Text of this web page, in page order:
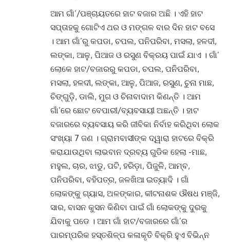
ଆମ ଗାଁ’/ପଞ୍ଚାୟତରେ ହାଟ ବଜାର ଅଛି । ଏହି ହାଟ
ସପ୍ତାହକୁ ଗୋଟିଏ ଥର ଓ ମଙ୍ଗଳ ବାର ଦିନ ହାଟ ବସେ
। ଆମ ଗାଁ’ରୁ କପଡା, ଚପଲ, ପନିପରିବା, ମସଲା, ହଳଦୀ,
ଲଙ୍କା, ଆଳୁ, ପିଆଜ ଓ ରସୁଣ ବିକ୍ରୟ ପାଇଁ ଯାଏ । ଗାଁ’
ଲୋକେ ହାଟ/ବଜାରରୁ କପଡା, ଚପଲ, ପନିପରିବା,
ମସଲା, ହଳଦୀ, ଲଙ୍କା, ଆଳୁ, ପିଆଜ, ରସୁଣ, ଚୁନା ମାଛ,
ଚିଙ୍ଗୁଡ଼ି, ଡାଲି, ମୁଗ ଓ ଚିନାବାଦାମ କିଣନ୍ତି । ଆମ
ଗାଁ’ରେ ଛୋଟ ବେପାରୀ/ବ୍ୟବସାୟୀ ଅଛନ୍ତି । ହାଟ
ବଜାରରେ ବ୍ୟବସାୟ କରି ଜୀବିକା ନିର୍ବାହ କରିଥିବା ଲୋକ
ସଂଖ୍ୟା 7 ଜଣ । ଗ୍ରାମବାସୀଙ୍କ ଦ୍ୱାରା ହାଟରେ ବିକ୍ରି
କରାଯାଉଥିବା ଲାଭବାନ ଦ୍ରବ୍ୟ ଗୁଡିକ ହେଲା -ମାଛ,
ମହୁଲ, ଚାର, ଝାଡୁ, ପଟି, ହରିଡ଼ା, ପିଜୁଳି, ଆମ୍ବ,
ପନିପରିବା, ବହିପତ୍ର, ଜଳଖିଆ ଇତ୍ୟାଦି । ଗାଁ
ଲୋକଙ୍କୁ ଗ୍ୟାସ, ଅଳଙ୍କାର, କୀଟନାଶକ ଔଷଧ ମଞ୍ଜି,
ସାର, ବାସନ କୁସନ କିଣିବା ପାଇଁ ଗାଁ ଲୋକଙ୍କୁ ଦୁରକୁ
ଯିବାକୁ ପଡେ । ଆମ ଗାଁ ହାଟ/ବଜାରରେ ଗାଁ’ର
ପାରମ୍ପରିକ ହସ୍ତଶିଳ୍ପ କଳାକୃତି ବିକ୍ରି ହୁଏ ବିଭିନ୍ନ